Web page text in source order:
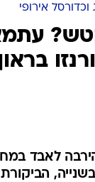
וכדורסל אירופי
הירבה לאבד